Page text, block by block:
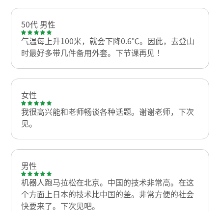
50代 男性
气温每上升100米，就会下降0.6℃。因此，去登山
时最好多带几件备用外套。下节课再见！
女性
我很高兴能和老师畅谈各种话题。谢谢老师，下次
见。
男性
机器人跑马拉松在北京。中国的技术非常高。在这
个方面上日本的技术比中国的差。非常方便的社会
快要来了。下次见吧。